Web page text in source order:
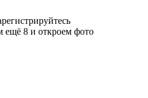
ещё 8 и откроем фото